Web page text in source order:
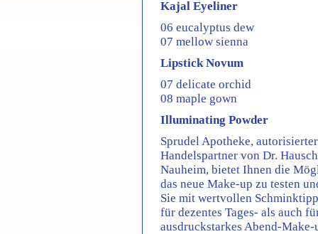
Kajal Eyeliner
06 eucalyptus dew
07 mellow sienna
Lipstick Novum
07 delicate orchid
08 maple gown
Illuminating Powder
Sprudel Apotheke, autorisierter
Handelspartner von Dr.
Nauheim, bietet Ihnen die
das neue Make-up zu testen
Sie mit wertvollen
für dezentes Tages- als auch
ausdruckstarkes Abend-Make-